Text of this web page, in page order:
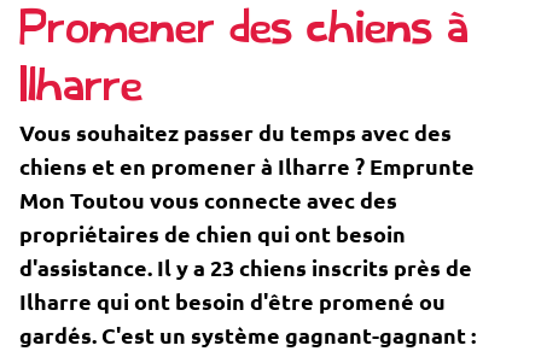
Promener des chiens à
Ilharre
Vous souhaitez passer du temps avec des
chiens et en promener à Ilharre ? Emprunte
Mon Toutou vous connecte avec des
propriétaires de chien qui ont besoin
d'assistance. Il y a 23 chiens inscrits près de
Ilharre qui ont besoin d'être promené ou
gardés. C'est un système gagnant-gagnant :